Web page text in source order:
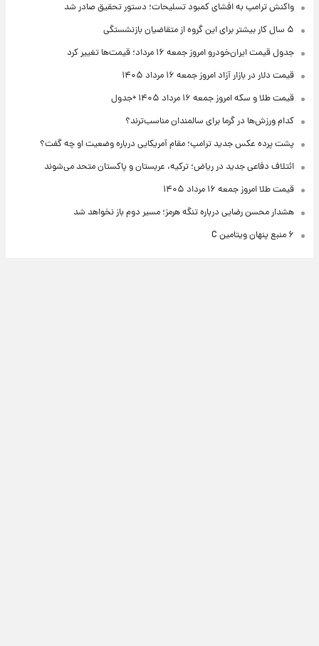
واکنش ترامپ به افشای کمبود تسلیحات؛ دستور تحقیق صادر شد
۵ سال کار بیشتر برای این گروه از متقاضیان بازنشستگی
جدول قیمت ایران‌خودرو امروز جمعه ۱۶ مرداد؛ قیمت‌ها تغییر کرد
قیمت دلار در بازار آزاد امروز جمعه ۱۶ مرداد ۱۴۰۵
قیمت طلا و سکه امروز جمعه ۱۶ مرداد ۱۴۰۵ +جدول
کدام ورزش‌ها در گرما برای سالمندان مناسب‌ترند؟
پشت پرده عکس جدید ترامپ؛ مقام آمریکایی درباره وضعیت او چه گفت؟
ائتلاف دفاعی جدید در ریاض؛ ترکیه، عربستان و پاکستان متحد می‌شوند
قیمت طلا امروز جمعه ۱۶ مرداد ۱۴۰۵
هشدار محسن رضایی درباره تنگه هرمز؛ مسیر دوم باز نخواهد شد
۶ منبع پنهان ویتامین C